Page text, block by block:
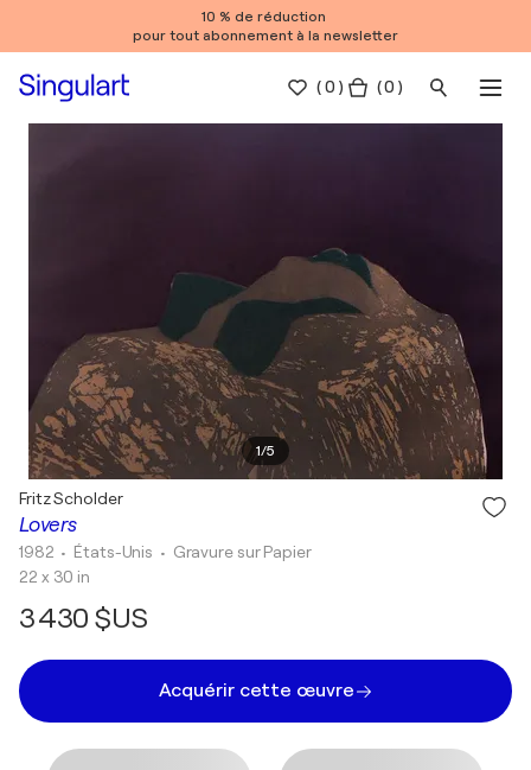
10 % de réduction
pour tout abonnement à la newsletter
(0 ) ( 0 )
1/5
Lovers
Fritz Scholder
1982 • États-Unis • Gravure sur Papier
22 x 30 in
3 430 $US
Acquérir cette œuvre